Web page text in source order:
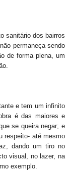
sanitário dos bairros
permaneça sendo
de forma plena, um
e tem um infinito
é das maiores e
se queira negar; e
respeito- até mesmo
dando um tiro no
visual, no lazer, na
exemplo.